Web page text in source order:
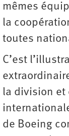
mêmes
la
toutes
C’est
la division et
de Boeing